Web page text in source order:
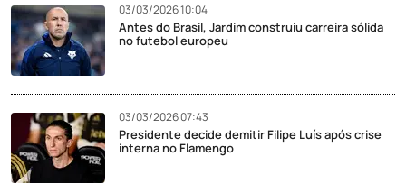
03/03/2026 10:04
Antes do Brasil, Jardim construiu carreira sólida
no futebol europeu
03/03/2026 07:43
Presidente decide demitir Filipe Luís após crise
interna no Flamengo